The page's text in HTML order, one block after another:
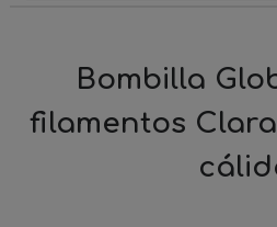
Bombilla
filamentos